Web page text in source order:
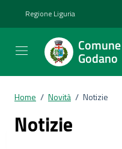
Regione Liguria
Godano
Home / Novità / Notizie
Notizie